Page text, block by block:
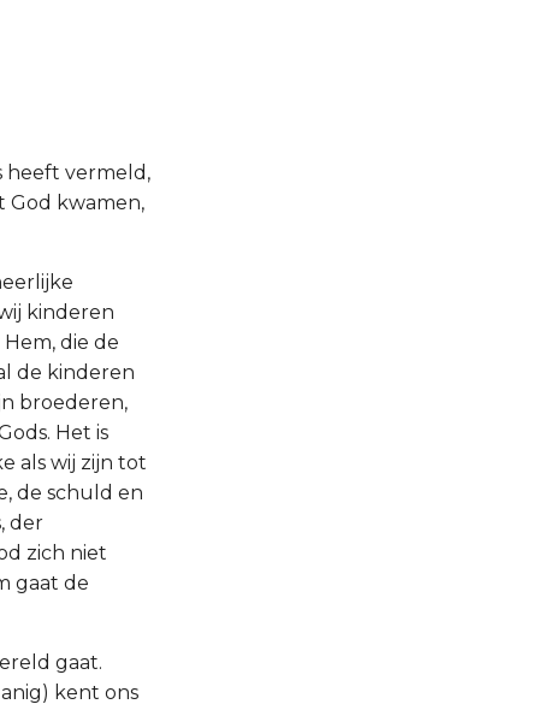
heeft vermeld,
God kwamen,
kinderen
die de
de kinderen
broederen,
Het is
als wij zijn tot
de schuld en
der
zich niet
gaat de
gaat.
kent ons